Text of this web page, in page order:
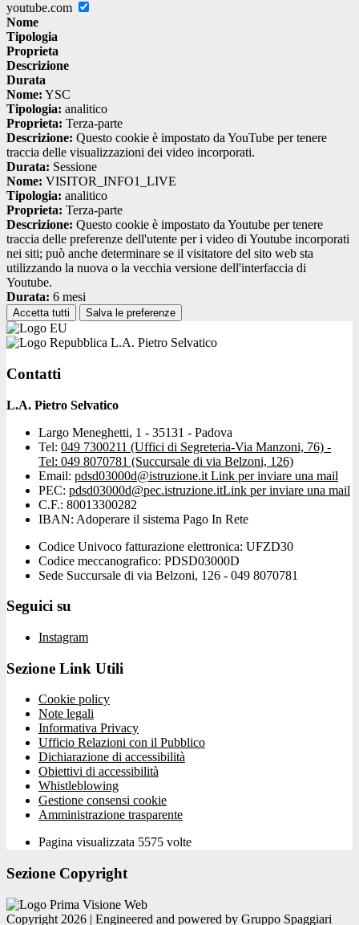
youtube.com
Nome
Tipologia
Proprieta
Descrizione
Durata
Nome: YSC
Tipologia: analitico
Proprieta: Terza-parte
Descrizione: Questo cookie è impostato da YouTube per tenere
traccia delle visualizzazioni dei video incorporati.
Durata: Sessione
Nome: VISITOR_INFO1_LIVE
Tipologia: analitico
Proprieta: Terza-parte
Descrizione: Questo cookie è impostato da Youtube per tenere
traccia delle preferenze dell'utente per i video di Youtube incorporati
nei siti; può anche determinare se il visitatore del sito web sta
utilizzando la nuova o la vecchia versione dell'interfaccia di
Youtube.
Durata: 6 mesi
Accetta tutti Salva le preferenze
L.A. Pietro Selvatico
Contatti
L.A. Pietro Selvatico
Largo Meneghetti, 1 - 35131 - Padova
Tel: 049 7300211 (Uffici di Segreteria-Via Manzoni, 76) -
Tel: 049 8070781 (Succursale di via Belzoni, 126)
Email: pdsd03000d@istruzione.it Link per inviare una mail
PEC: pdsd03000d@pec.istruzione.itLink per inviare una mail
C.F.: 80013300282
IBAN: Adoperare il sistema Pago In Rete
Codice Univoco fatturazione elettronica: UFZD30
Codice meccanografico: PDSD03000D
Sede Succursale di via Belzoni, 126 - 049 8070781
Seguici su
Instagram
Sezione Link Utili
Cookie policy
Note legali
Informativa Privacy
Ufficio Relazioni con il Pubblico
Dichiarazione di accessibilità
Obiettivi di accessibilità
Whistleblowing
Gestione consensi cookie
Amministrazione trasparente
Pagina visualizzata 5575 volte
Sezione Copyright
Copyright 2026 | Engineered and powered by Gruppo Spaggiari